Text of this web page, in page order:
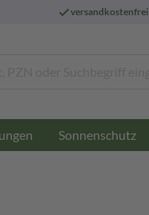
versandkostenfrei
Sonnenschutz